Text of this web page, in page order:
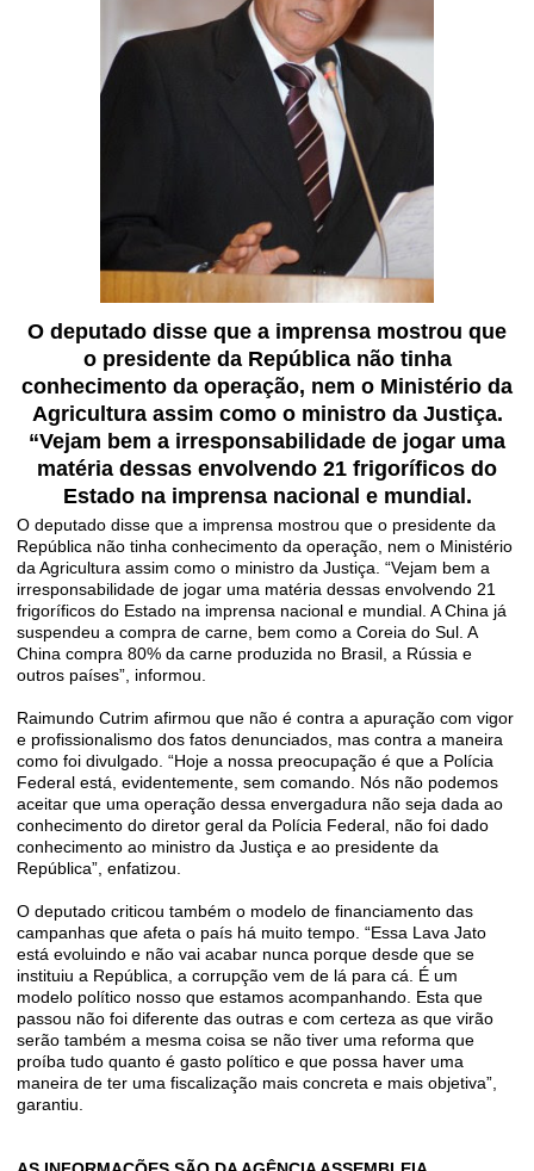
O deputado disse que a imprensa mostrou que
o presidente da República não tinha
conhecimento da operação, nem o Ministério da
Agricultura assim como o ministro da Justiça.
“Vejam bem a irresponsabilidade de jogar uma
matéria dessas envolvendo 21 frigoríficos do
Estado na imprensa nacional e mundial.
O deputado disse que a imprensa mostrou que o presidente da
República não tinha conhecimento da operação, nem o Ministério
da Agricultura assim como o ministro da Justiça. “Vejam bem a
irresponsabilidade de jogar uma matéria dessas envolvendo 21
frigoríficos do Estado na imprensa nacional e mundial. A China já
suspendeu a compra de carne, bem como a Coreia do Sul. A
China compra 80% da carne produzida no Brasil, a Rússia e
outros países”, informou.
Raimundo Cutrim afirmou que não é contra a apuração com vigor
e profissionalismo dos fatos denunciados, mas contra a maneira
como foi divulgado. “Hoje a nossa preocupação é que a Polícia
Federal está, evidentemente, sem comando. Nós não podemos
aceitar que uma operação dessa envergadura não seja dada ao
conhecimento do diretor geral da Polícia Federal, não foi dado
conhecimento ao ministro da Justiça e ao presidente da
República”, enfatizou.
O deputado criticou também o modelo de financiamento das
campanhas que afeta o país há muito tempo. “Essa Lava Jato
está evoluindo e não vai acabar nunca porque desde que se
instituiu a República, a corrupção vem de lá para cá. É um
modelo político nosso que estamos acompanhando. Esta que
passou não foi diferente das outras e com certeza as que virão
serão também a mesma coisa se não tiver uma reforma que
proíba tudo quanto é gasto político e que possa haver uma
maneira de ter uma fiscalização mais concreta e mais objetiva”,
garantiu.